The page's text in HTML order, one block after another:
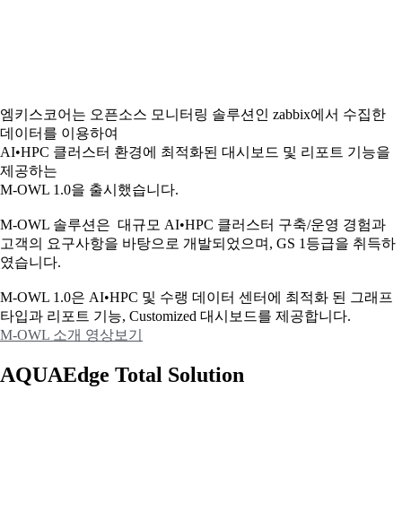
엠키스코어는 오픈소스 모니터링 솔루션인 zabbix에서 수집한
데이터를 이용하여
AI•HPC 클러스터 환경에 최적화된 대시보드 및 리포트 기능을
제공하는
M-OWL 1.0을 출시했습니다.
M-OWL 솔루션은 대규모 AI•HPC 클러스터 구축/운영 경험과
고객의 요구사항을 바탕으로 개발되었으며, GS 1등급을 취득하
였습니다.
M-OWL 1.0은 AI•HPC 및 수랭 데이터 센터에 최적화 된 그래프
타입과 리포트 기능, Customized 대시보드를 제공합니다.
M-OWL 소개 영상보기
AQUAEdge Total Solution